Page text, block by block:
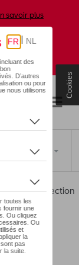
savoir plus
>Protection
Cookies